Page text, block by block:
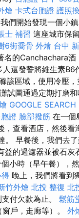
燴 卡式台胞證 護照
們開始發現一個小鎮
士 補習 這座城市保
6街喬骨 外燴 台中
名的Canchachara酒
還發誓將維生素B6
該區域，使用冷壓，
試圖通過定期打磨
GOOGLE SEARCH
證 臉部撥筋 在一個
，查看酒店，然後看
。 早餐後，我們去
益的過濾器並被石灰
小時（早午餐），
晚上，我們將看到
竹外燴 北投 整復 北
付欠款為止。 鬆筋
戶，走廊等）。 外